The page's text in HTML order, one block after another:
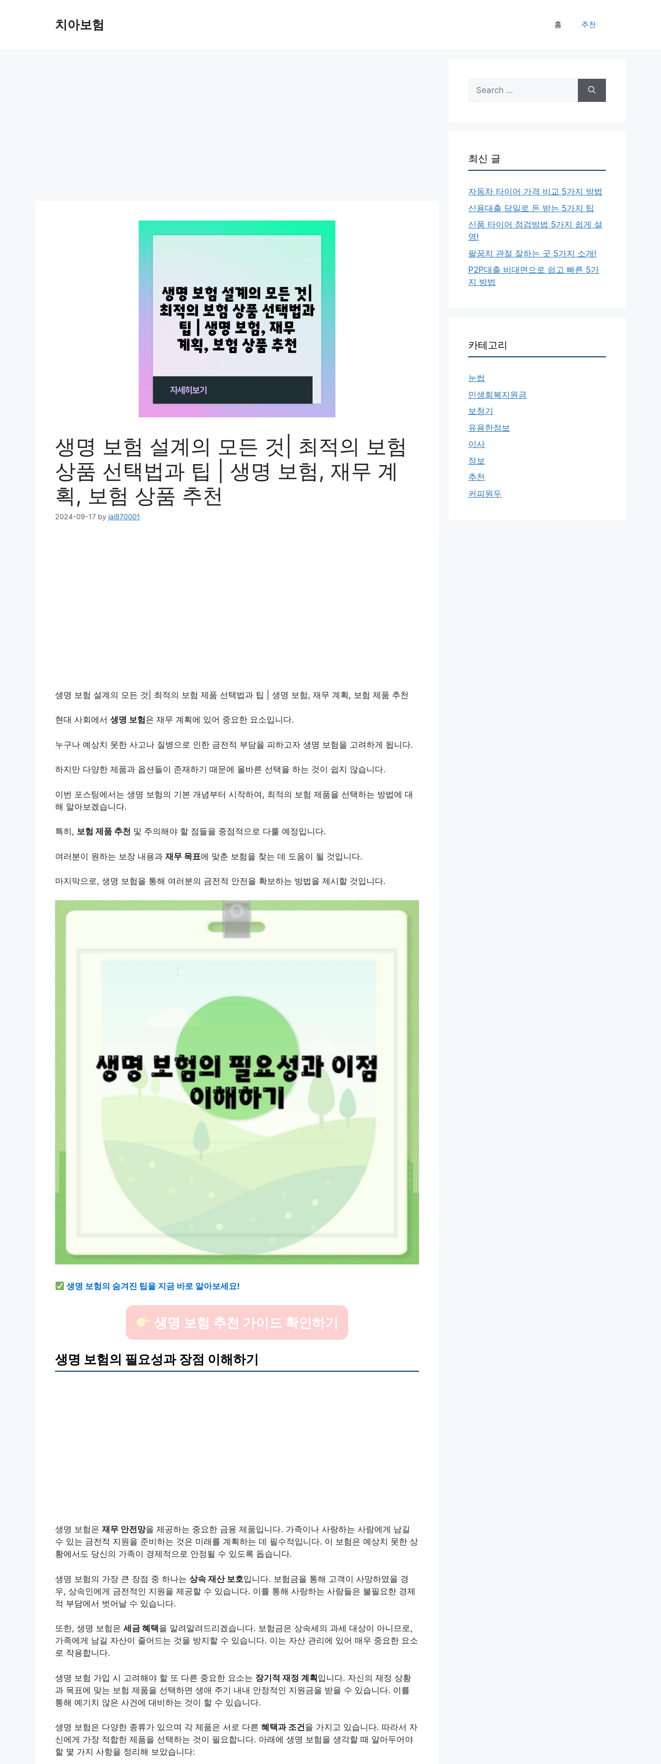
치아보험 홈 추천
생명 보험 설계의 모든 것| 최적의 보험
상품 선택법과 팁 | 생명 보험, 재무 계
획, 보험 상품 추천
2024-09-17 by jai870001
생명 보험 설계의 모든 것| 최적의 보험 제품 선택법과 팁 | 생명 보험, 재무 계획, 보험 제품 추천
현대 사회에서 생명 보험은 재무 계획에 있어 중요한 요소입니다.
누구나 예상치 못한 사고나 질병으로 인한 금전적 부담을 피하고자 생명 보험을 고려하게 됩니다.
하지만 다양한 제품과 옵션들이 존재하기 때문에 올바른 선택을 하는 것이 쉽지 않습니다.
이번 포스팅에서는 생명 보험의 기본 개념부터 시작하여, 최적의 보험 제품을 선택하는 방법에 대
해 알아보겠습니다.
특히, 보험 제품 추천 및 주의해야 할 점들을 중점적으로 다룰 예정입니다.
여러분이 원하는 보장 내용과 재무 목표에 맞춘 보험을 찾는 데 도움이 될 것입니다.
마지막으로, 생명 보험을 통해 여러분의 금전적 안전을 확보하는 방법을 제시할 것입니다.
생명 보험의 숨겨진 팁을 지금 바로 알아보세요!
생명 보험 추천 가이드 확인하기
생명 보험의 필요성과 장점 이해하기
생명 보험은 재무 안전망을 제공하는 중요한 금융 제품입니다. 가족이나 사랑하는 사람에게 남길
수 있는 금전적 지원을 준비하는 것은 미래를 계획하는 데 필수적입니다. 이 보험은 예상치 못한 상
황에서도 당신의 가족이 경제적으로 안정될 수 있도록 돕습니다.
생명 보험의 가장 큰 장점 중 하나는 상속 재산 보호입니다. 보험금을 통해 고객이 사망하였을 경
우, 상속인에게 금전적인 지원을 제공할 수 있습니다. 이를 통해 사랑하는 사람들은 불필요한 경제
적 부담에서 벗어날 수 있습니다.
또한, 생명 보험은 세금 혜택을 알려알려드리겠습니다. 보험금은 상속세의 과세 대상이 아니므로,
가족에게 남길 자산이 줄어드는 것을 방지할 수 있습니다. 이는 자산 관리에 있어 매우 중요한 요소
로 작용합니다.
생명 보험 가입 시 고려해야 할 또 다른 중요한 요소는 장기적 재정 계획입니다. 자신의 재정 상황
과 목표에 맞는 보험 제품을 선택하면 생애 주기 내내 안정적인 지원금을 받을 수 있습니다. 이를
통해 예기치 않은 사건에 대비하는 것이 할 수 있습니다.
생명 보험은 다양한 종류가 있으며 각 제품은 서로 다른 혜택과 조건을 가지고 있습니다. 따라서 자
신에게 가장 적합한 제품을 선택하는 것이 필요합니다. 아래에 생명 보험을 생각할 때 알아두어야
할 몇 가지 사항을 정리해 보았습니다:
Search
for:
최신 글
자동차 타이어 가격 비교 5가지 방법
신용대출 당일로 돈 받는 5가지 팁
신품 타이어 점검방법 5가지 쉽게 설
명!
팔꿈치 관절 잘하는 곳 5가지 소개!
P2P대출 비대면으로 쉽고 빠른 5가
지 방법
카테고리
눈썹
민생회복지원금
보청기
유용한정보
이사
정보
추천
커피원두